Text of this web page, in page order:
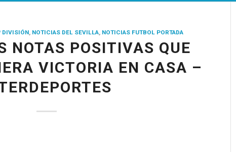
DIVISIÓN, NOTICIAS DEL SEVILLA, NOTICIAS FUTBOL PORTADA
NOTAS POSITIVAS QUE
VICTORIA EN CASA –